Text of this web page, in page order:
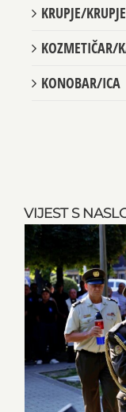
VIJEST S
KRUPJE/
KOZMETIČAR/
KONOBAR/ICA